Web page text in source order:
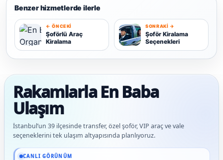
Benzer hizmetlerde ilerle
← ÖNCEKI
Şoförlü Araç
Kiralama
Ş
SONRAKI →
Şoför Kiralama
Seçenekleri
Rakamlarla En Baba
Ulaşım
İstanbul’un 39 ilçesinde transfer, özel şoför, VIP araç ve vale
seçeneklerini tek ulaşım altyapısında planlıyoruz.
CANLI GÖRÜNÜM
Güncel veriler: 1.291+ En Baba ağı hizmet deneyimi; 91 platform genelinde